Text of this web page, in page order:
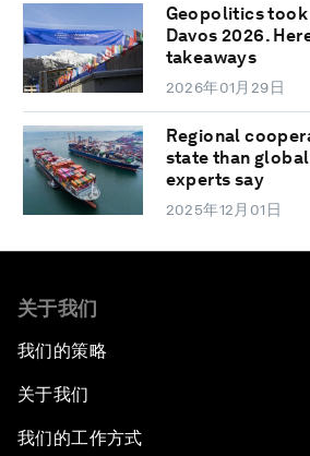
Geopolitics
Davos 2026.
takeaways
2026年01月29日
Regional
state than
experts say
2025年12月01日
关于我们
我们的策略
关于我们
我们的工作方式